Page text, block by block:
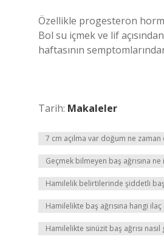
Özellikle progesteron
Bol su içmek ve lif
haftasının
Tarih: Makaleler
7 cm açılma var doğum ne zaman
Geçmek bilmeyen baş ağrısına
Hamilelik belirtilerinde şiddetli baş
Hamilelikte baş ağrısına hangi
Hamilelikte sinüzit baş ağrısı nasıl